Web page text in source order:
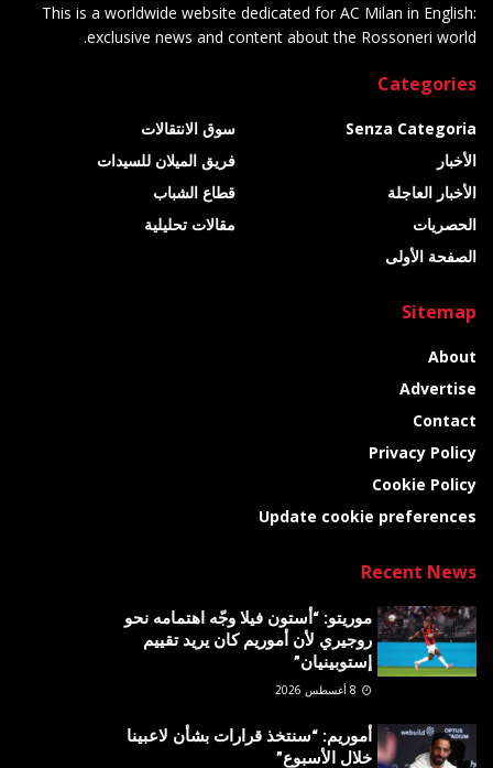
This is a worldwide website dedicated for AC Milan in English:
exclusive news and content about the Rossoneri world.
Categories
Senza Categoria
الأخبار
الأخبار العاجلة
الحصريات
الصفحة الأولى
سوق الانتقالات
فريق الميلان للسيدات
قطاع الشباب
مقالات تحليلية
Sitemap
About
Advertise
Contact
Privacy Policy
Cookie Policy
Update cookie preferences
Recent News
موريتو: “أستون فيلا وجّه اهتمامه نحو
روجيري لأن أموريم كان يريد تقييم
إستوبينيان”
أموريم: “سنتخذ قرارات بشأن لاعبينا
خلال الأسبوع”